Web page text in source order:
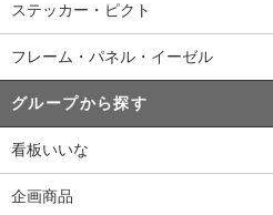
ステッカー・ピクト
フレーム・パネル・イーゼル
グループから探す
看板いいな
企画商品